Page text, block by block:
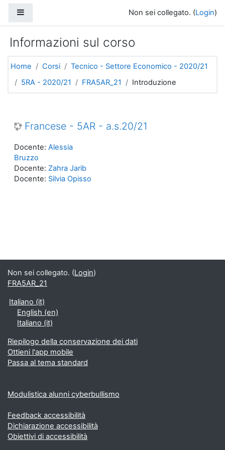
Non sei collegato. (Login)
Informazioni sul corso
Home Corsi
Tecnico - Settore Economico - 2020/21
5RA - 2020/21
FRA5AR_21 Introduzione
Francese - 5AR - a.s.20/21
Docente: Alessia
Bruzzo
Docente: Zahra Jarib
Docente: Silvia Opisso
Non sei collegato. (Login)
FRA5AR_21
Italiano ‎(it)‎
English ‎(en)‎
Italiano ‎(it)‎
Riepilogo della conservazione dei dati
Ottieni l'app mobile
Passa al tema standard
Modulistica alunni cyberbullismo
Feedback accessibilità
Dichiarazione accessibilità
Obiettivi di accessibilità